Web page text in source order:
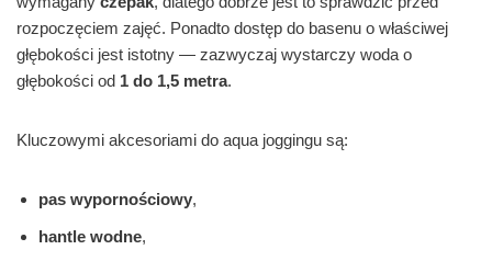
rozpoczęciem zajęć. Ponadto dostęp do basenu o właściwej
głębokości jest istotny — zazwyczaj wystarczy woda o
głębokości od 1 do 1,5 metra.
Kluczowymi akcesoriami do aqua joggingu są:
pas wypornościowy,
hantle wodne,